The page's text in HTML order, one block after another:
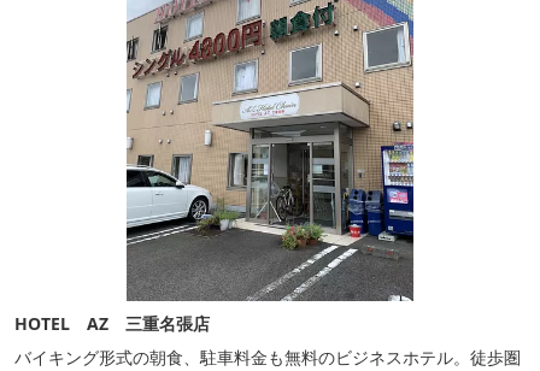
HOTEL AZ 三重名張店
バイキング形式の朝食、駐車料金も無料のビジネスホテル。徒歩圏